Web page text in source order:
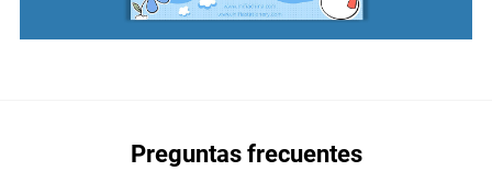
Preguntas frecuentes